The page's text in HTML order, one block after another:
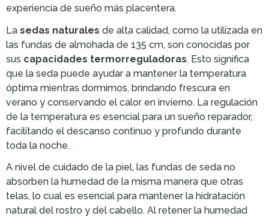
experiencia de sueño más placentera.
La sedas naturales de alta calidad, como la utilizada en
las fundas de almohada de 135 cm, son conocidas por
sus capacidades termorreguladoras. Esto significa
que la seda puede ayudar a mantener la temperatura
óptima mientras dormimos, brindando frescura en
verano y conservando el calor en invierno. La regulación
de la temperatura es esencial para un sueño reparador,
facilitando el descanso continuo y profundo durante
toda la noche.
A nivel de cuidado de la piel, las fundas de seda no
absorben la humedad de la misma manera que otras
telas, lo cual es esencial para mantener la hidratación
natural del rostro y del cabello. Al retener la humedad